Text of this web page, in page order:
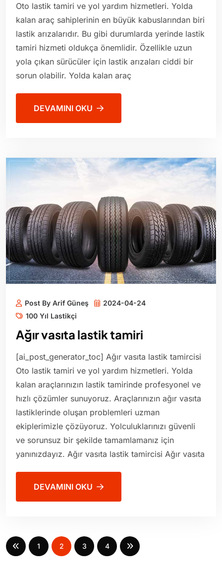
Oto lastik tamiri ve yol yardım hizmetleri. Yolda
kalan araç sahiplerinin en büyük kabuslarından biri
lastik arızalarıdır. Bu gibi durumlarda yerinde lastik
tamiri hizmeti oldukça önemlidir. Özellikle uzun
yola çıkan sürücüler için lastik arızaları ciddi bir
sorun olabilir. Yolda kalan araç
DEVAMINI OKU
Post By Arif Güneş
2024-04-24
100 Yıl Lastikçi
Ağır vasıta lastik tamiri
[ai_post_generator_toc] Ağır vasıta lastik tamircisi
Oto lastik tamiri ve yol yardım hizmetleri. Yolda
kalan araçlarınızın lastik tamirinde profesyonel ve
hızlı çözümler sunuyoruz. Araçlarınızın ağır vasıta
lastiklerinde oluşan problemleri uzman
ekiplerimizle çözüyoruz. Yolculuklarınızı güvenli
ve sorunsuz bir şekilde tamamlamanız için
yanınızdayız. Ağır vasıta lastik tamircisi Ağır vasıta
DEVAMINI OKU
1 2 3 4